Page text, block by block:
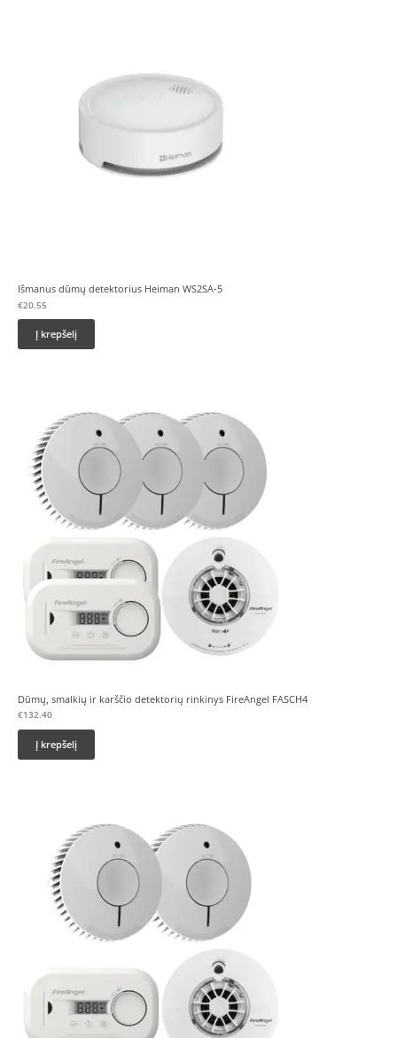
Išmanus dūmų detektorius Heiman WS2SA-5
€20.55
Į krepšelį
Dūmų, smalkių ir karščio detektorių rinkinys FireAngel FASCH4
€132.40
Į krepšelį